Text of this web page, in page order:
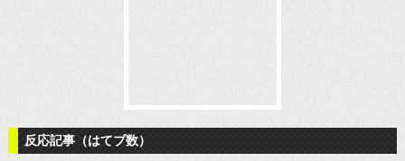
反応記事（はてブ数）